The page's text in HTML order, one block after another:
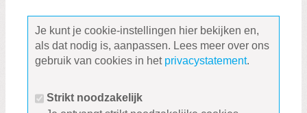
Je kunt je cookie-instellingen hier bekijken en,
als dat nodig is, aanpassen. Lees meer over ons
gebruik van cookies in het privacystatement.
Strikt noodzakelijk